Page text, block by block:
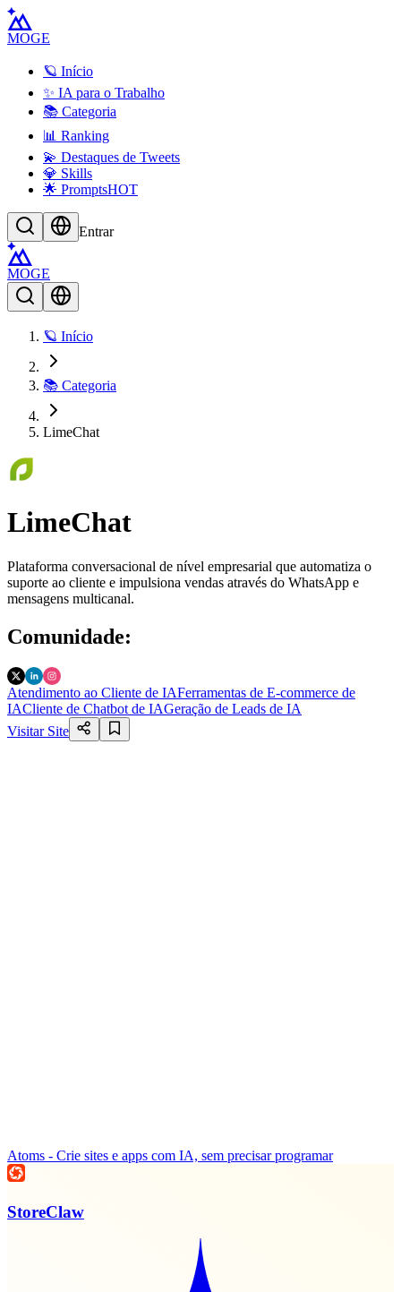
MOGE
🪐 Início
✨ IA para o Trabalho
📚 Categoria
📊 Ranking
💫 Destaques de Tweets
💎 Skills
🌟 PromptsHOT
Entrar
MOGE
🪐 Início
📚 Categoria
LimeChat
LimeChat
Plataforma conversacional de nível empresarial que automatiza o
suporte ao cliente e impulsiona vendas através do WhatsApp e
mensagens multicanal.
Comunidade:
Atendimento ao Cliente de IAFerramentas de E-commerce de
IACliente de Chatbot de IAGeração de Leads de IA
Visitar Site
Atoms - Crie sites e apps com IA, sem precisar programar
StoreClaw